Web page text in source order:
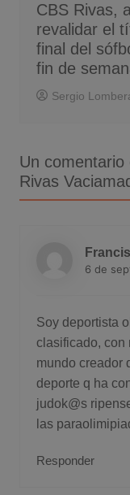
CBS Rivas,
revalidar el
final del
fin de
Sergio
Un comentario
Rivas
6 de
Soy deportista
clasificado, con
mundo creador
deporte q ha
judok@s
las
Responder